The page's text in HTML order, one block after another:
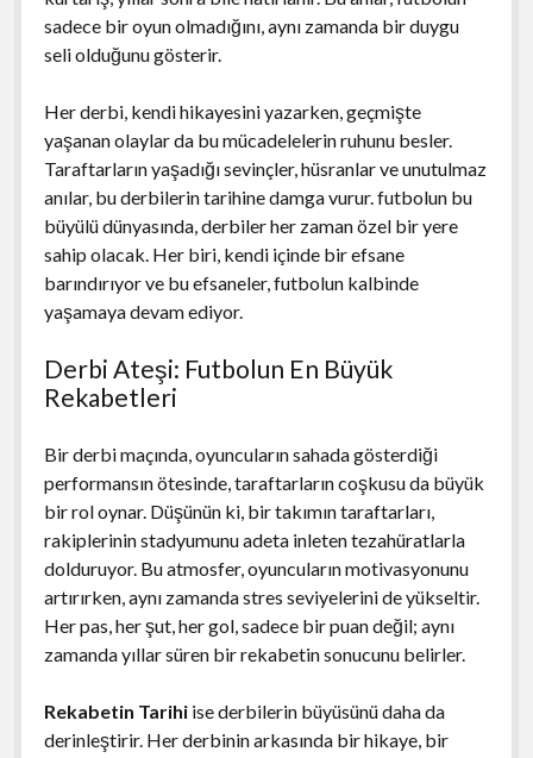
sadece bir oyun olmadığını, aynı zamanda bir duygu
seli olduğunu gösterir.
Her derbi, kendi hikayesini yazarken, geçmişte
yaşanan olaylar da bu mücadelelerin ruhunu besler.
Taraftarların yaşadığı sevinçler, hüsranlar ve unutulmaz
anılar, bu derbilerin tarihine damga vurur. futbolun bu
büyülü dünyasında, derbiler her zaman özel bir yere
sahip olacak. Her biri, kendi içinde bir efsane
barındırıyor ve bu efsaneler, futbolun kalbinde
yaşamaya devam ediyor.
Derbi Ateşi: Futbolun En Büyük
Rekabetleri
Bir derbi maçında, oyuncuların sahada gösterdiği
performansın ötesinde, taraftarların coşkusu da büyük
bir rol oynar. Düşünün ki, bir takımın taraftarları,
rakiplerinin stadyumunu adeta inleten tezahüratlarla
dolduruyor. Bu atmosfer, oyuncuların motivasyonunu
artırırken, aynı zamanda stres seviyelerini de yükseltir.
Her pas, her şut, her gol, sadece bir puan değil; aynı
zamanda yıllar süren bir rekabetin sonucunu belirler.
Rekabetin Tarihiise derbilerin büyüsünü daha da
derinleştirir. Her derbinin arkasında bir hikaye, bir